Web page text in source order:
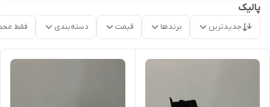
پالیک
جدیدترین برندها قیمت دسته‌بندی فقط